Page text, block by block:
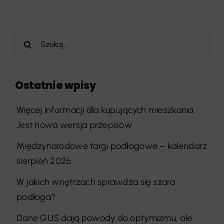
Szukaj
Ostatnie wpisy
Więcej informacji dla kupujących mieszkania.
Jest nowa wersja przepisów
Międzynarodowe targi podłogowe – kalendarz
sierpień 2026
W jakich wnętrzach sprawdza się szara
podłoga?
Dane GUS dają powody do optymizmu, ale